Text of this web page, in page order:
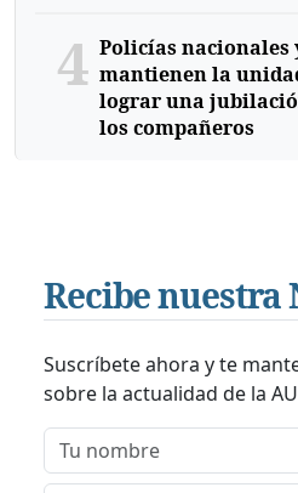
4 Policías
mantienen la
lograr una
los compañeros
Recibe nuestra
Suscríbete ahora y te
sobre la actualidad de la